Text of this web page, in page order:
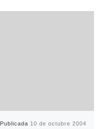
Publicada 10 de octubre 2004